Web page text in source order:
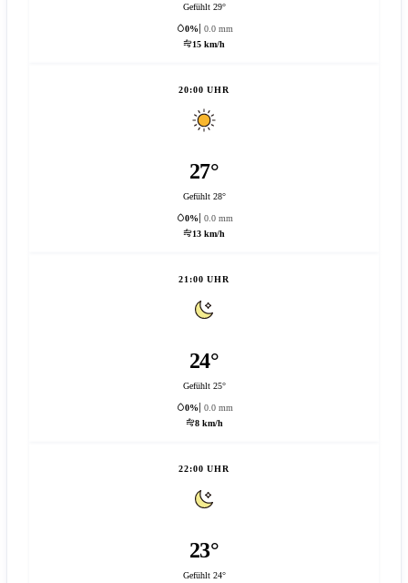
Gefühlt 29°
0%
0.0 mm
15 km/h
20:00 UHR
27°
Gefühlt 28°
0%
0.0 mm
13 km/h
21:00 UHR
24°
Gefühlt 25°
0%
0.0 mm
8 km/h
22:00 UHR
23°
Gefühlt 24°